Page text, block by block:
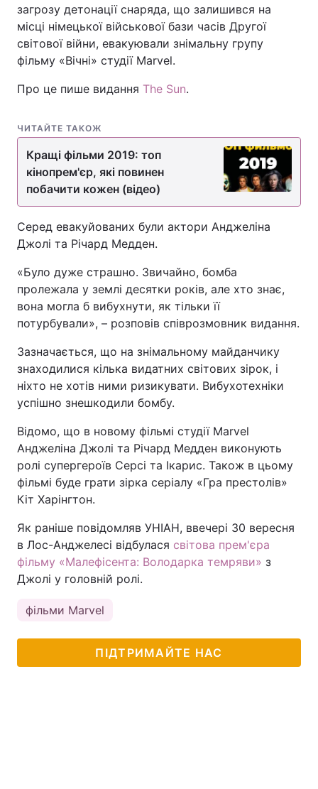
загрозу детонації снаряда, що залишився на
місці німецької військової бази часів Другої
світової війни, евакуювали знімальну групу
фільму «Вічні» студії Marvel.
Про це пише видання The Sun.
ЧИТАЙТЕ ТАКОЖ
Кращі фільми 2019: топ
кінопрем'єр, які повинен
побачити кожен (відео)
Серед евакуйованих були актори Анджеліна
Джолі та Річард Медден.
«Було дуже страшно. Звичайно, бомба
пролежала у землі десятки років, але хто знає,
вона могла б вибухнути, як тільки її
потурбували», – розповів співрозмовник видання.
Зазначається, що на знімальному майданчику
знаходилися кілька видатних світових зірок, і
ніхто не хотів ними ризикувати. Вибухотехніки
успішно знешкодили бомбу.
Відомо, що в новому фільмі студії Marvel
Анджеліна Джолі та Річард Медден виконують
ролі супергероїв Серсі та Ікарис. Також в цьому
фільмі буде грати зірка серіалу «Гра престолів»
Кіт Харінгтон.
Як раніше повідомляв УНІАН, ввечері 30 вересня
в Лос-Анджелесі відбулася світова прем'єра
фільму «Малефісента: Володарка темряви» з
Джолі у головній ролі.
фільми Marvel
ПІДТРИМАЙТЕ НАС